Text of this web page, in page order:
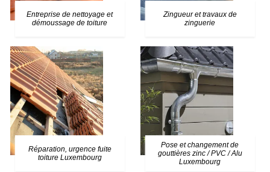
Entreprise de nettoyage et
démoussage de toiture
Zingueur et travaux de
zinguerie
Réparation, urgence fuite
toiture Luxembourg
Pose et changement de
gouttières zinc / PVC / Alu
Luxembourg